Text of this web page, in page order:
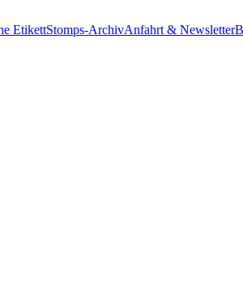
EtikettStomps-ArchivAnfahrt & Newsletter